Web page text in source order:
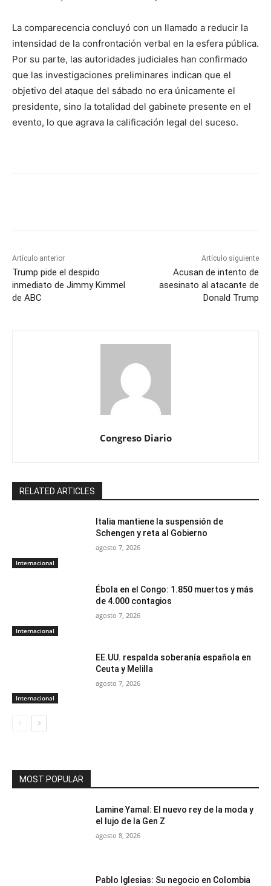
La comparecencia concluyó con un llamado a reducir la
intensidad de la confrontación verbal en la esfera pública.
Por su parte, las autoridades judiciales han confirmado
que las investigaciones preliminares indican que el
objetivo del ataque del sábado no era únicamente el
presidente, sino la totalidad del gabinete presente en el
evento, lo que agrava la calificación legal del suceso.
Artículo anterior
Trump pide el despido
inmediato de Jimmy Kimmel
de ABC
Artículo siguiente
Acusan de intento de
asesinato al atacante de
Donald Trump
Congreso Diario
RELATED ARTICLES
Internacional
Italia mantiene la suspensión de
Schengen y reta al Gobierno
agosto 7, 2026
Internacional
Ébola en el Congo: 1.850 muertos y más
de 4.000 contagios
agosto 7, 2026
Internacional
EE.UU. respalda soberanía española en
Ceuta y Melilla
agosto 7, 2026
MOST POPULAR
Lamine Yamal: El nuevo rey de la moda y
el lujo de la Gen Z
agosto 8, 2026
Pablo Iglesias: Su negocio en Colombia